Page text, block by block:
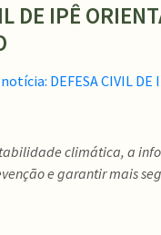
DE IPÊ
climática, a
e garantir mais